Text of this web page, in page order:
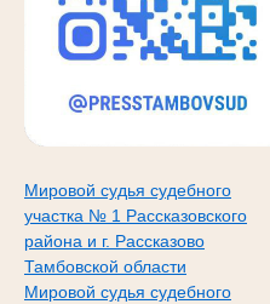
Мировой судья судебного
участка № 1 Рассказовского
района и г. Рассказово
Тамбовской области
Мировой судья судебного